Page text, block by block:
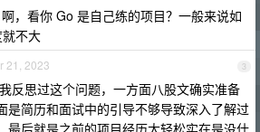
，看你 Go 是自己练的项目？一般来说如
不大
3
21, 2023
我反思过这个问题，一方面八股文确实准备
是简历和面试中的引导不够导致深入了解过
最后就是之前的项目经历太轻松实在是没什